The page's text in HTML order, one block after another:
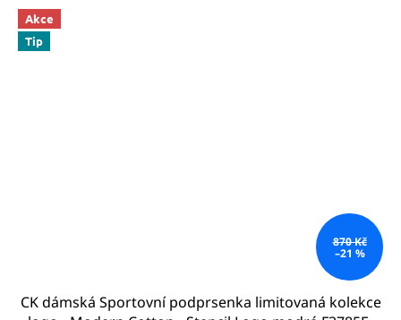
Akce
Tip
870 Kč
–21 %
CK dámská Sportovní podprsenka limitovaná kolekce